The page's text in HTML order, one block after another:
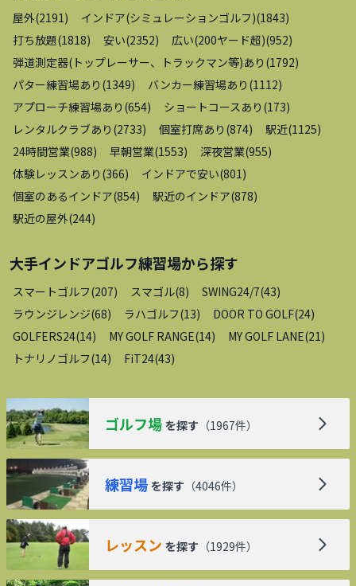
屋外(2191) インドア(シミュレーションゴルフ)(1843)
打ち放題(1818) 安い(2352) 広い(200ヤード超)(952)
弾道測定器(トップレーサー、トラックマン等)あり (1792)
パター練習場あり (1349) バンカー練習場あり (1112)
アプローチ練習場あり (654) ショートコースあり (173)
レンタルクラブあり (2733) 個室打席あり (874) 駅近(1125)
24時間営業(988) 早朝営業(1553) 深夜営業(955)
体験レッスンあり (366) インドアで安い(801)
個室のあるインドア(854) 駅近のインドア(878)
駅近の屋外(244)
大手インドアゴルフ練習場から探す
スマートゴルフ(207) スマゴル(8) SWING24/7(43)
ラウンジレンジ(68) ラハゴルフ(13) DOOR TO GOLF(24)
GOLFERS24(14) MY GOLF RANGE(14) MY GOLF LANE(21)
トナリノゴルフ(14) FiT24(43)
ゴルフ場 を探す （1967件）
練習場 を探す （4046件）
レッスン を探す （1929件）